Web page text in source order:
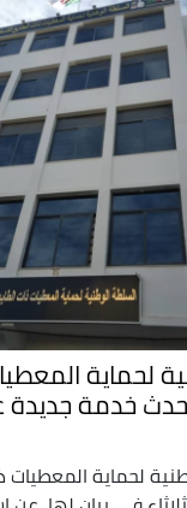
لحماية
خدمة جديدة
لحماية المعطيات